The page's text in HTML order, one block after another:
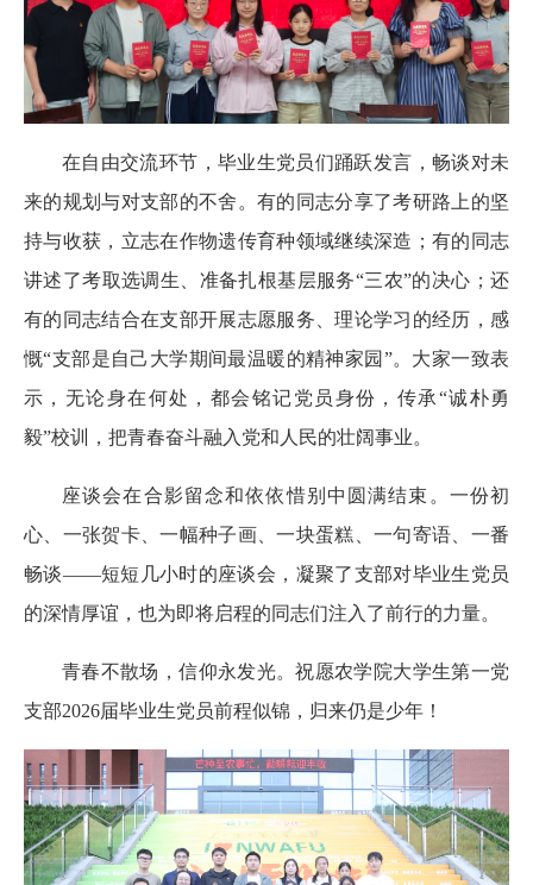
在自由交流环节，毕业生党员们踊跃发言，畅谈对未
来的规划与对支部的不舍。有的同志分享了考研路上的坚
持与收获，立志在作物遗传育种领域继续深造；有的同志
讲述了考取选调生、准备扎根基层服务“三农”的决心；还
有的同志结合在支部开展志愿服务、理论学习的经历，感
慨“支部是自己大学期间最温暖的精神家园”。大家一致表
示，无论身在何处，都会铭记党员身份，传承“诚朴勇
毅”校训，把青春奋斗融入党和人民的壮阔事业。
座谈会在合影留念和依依惜别中圆满结束。一份初
心、一张贺卡、一幅种子画、一块蛋糕、一句寄语、一番
畅谈——短短几小时的座谈会，凝聚了支部对毕业生党员
的深情厚谊，也为即将启程的同志们注入了前行的力量。
青春不散场，信仰永发光。祝愿农学院大学生第一党
支部2026届毕业生党员前程似锦，归来仍是少年！